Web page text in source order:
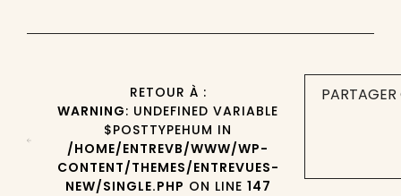
RETOUR À :
WARNING: UNDEFINED VARIABLE
$POSTTYPEHUM IN
/HOME/ENTREVB/WWW/WP-
CONTENT/THEMES/ENTREVUES-
NEW/SINGLE.PHP ON LINE 147